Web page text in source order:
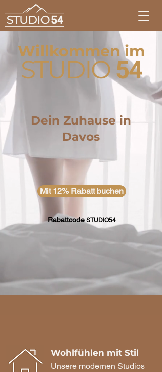
Willkommen im
STUDIO54
Dein Zuhause in
Davos
Mit 12% Rabatt buchen
RabattcodeSTUDIO54
Wohlfühlen mit Stil
Unsere modernen Studios